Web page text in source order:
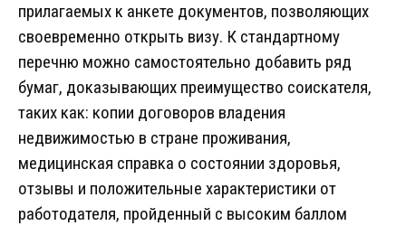
прилагаемых к анкете документов, позволяющих
своевременно открыть визу. К стандартному
перечню можно самостоятельно добавить ряд
бумаг, доказывающих преимущество соискателя,
таких как: копии договоров владения
недвижимостью в стране проживания,
медицинская справка о состоянии здоровья,
отзывы и положительные характеристики от
работодателя, пройденный с высоким баллом